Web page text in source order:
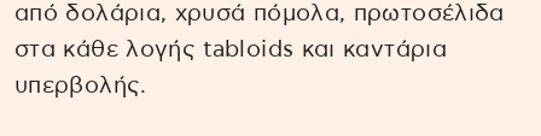
από δολάρια, χρυσά πόμολα, πρωτοσέλιδα
στα κάθε λογής tabloids και καντάρια
υπερβολής.